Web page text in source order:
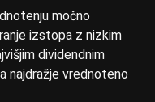
močno
izstopa z nizkim
dividendnim
najdražje vrednoteno